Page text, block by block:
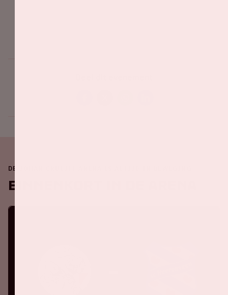
DE JOHAN CRUIJFF ARENA IS ALTIJD IN BEWEGING
Binnenkort in de ArenA